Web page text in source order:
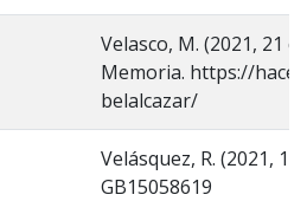
Velasco, M. (2021, 21
Memoria. https://
belalcazar/
Velásquez, R. (2021,
GB15058619